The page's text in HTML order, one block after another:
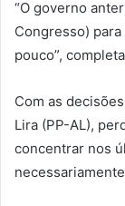
“O governo
Congresso)
pouco”,
Com as
Lira (PP-AL),
concentrar nos